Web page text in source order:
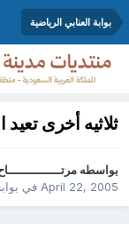
بوابة العنابي الرياضية
ثلاثيه أخرى تعيد
بواسطه مرتـــــــــــــــاح
April 22, 2005في